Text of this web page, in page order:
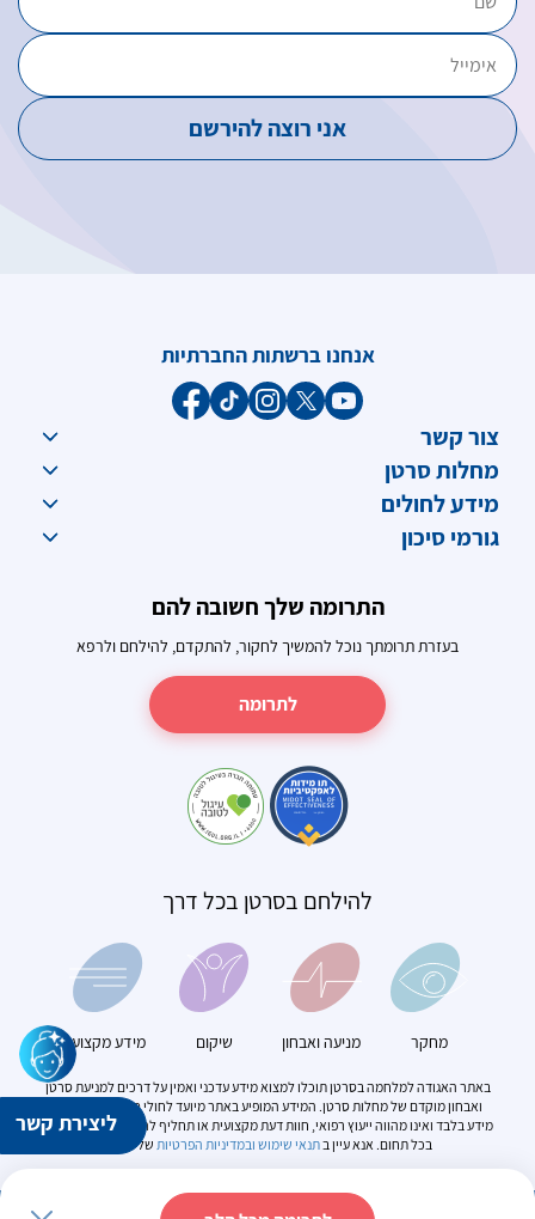
מחלות סרטן
מידע לחולים
גורמי סיכון
צור קשר
אנחנו ברשתות החברתיות
התרומה שלך חשובה להם
בעזרת תרומתך נוכל להמשיך לחקור, להתקדם, להילחם ולרפא
לתרומה
באתר האגודה למלחמה בסרטן תוכלו למצוא מידע עדכני ואמין על דרכים למניעת סרטן
ואבחון מוקדם של מחלות סרטן. המידע המופיע באתר מיועד לחולי סרטן. הוא מספק
מידע בלבד ואינו מהווה ייעוץ רפואי, חוות דעת מקצועית או תחליף להתייעצות עם מומחה
בכל תחום. אנא עיין בתנאי שימוש ובמדיניות הפרטיות של האתר
להילחם בסרטן בכל דרך
מחקר מניעה ואבחון שיקום מידע מקצועי
ליצירת קשר